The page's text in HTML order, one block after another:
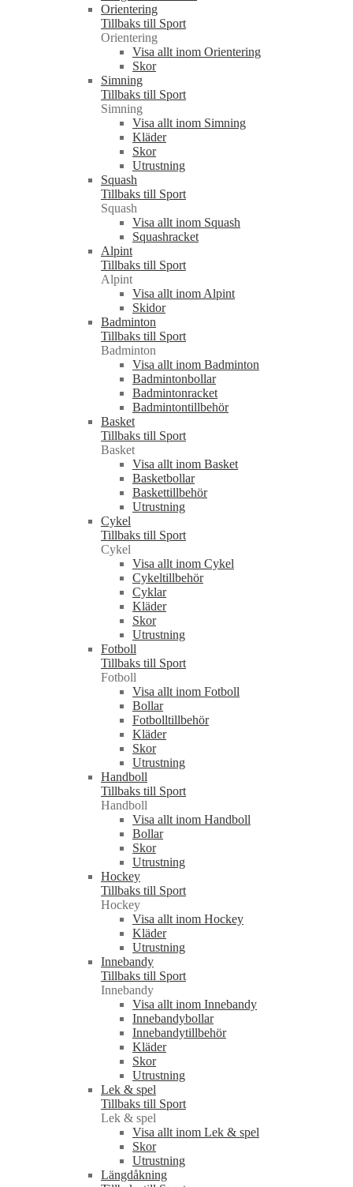
Orientering
Tillbaks till Sport
Orientering
Visa allt inom Orientering
Skor
Simning
Tillbaks till Sport
Simning
Visa allt inom Simning
Kläder
Skor
Utrustning
Squash
Tillbaks till Sport
Squash
Visa allt inom Squash
Squashracket
Alpint
Tillbaks till Sport
Alpint
Visa allt inom Alpint
Skidor
Badminton
Tillbaks till Sport
Badminton
Visa allt inom Badminton
Badmintonbollar
Badmintonracket
Badmintontillbehör
Basket
Tillbaks till Sport
Basket
Visa allt inom Basket
Basketbollar
Baskettillbehör
Utrustning
Cykel
Tillbaks till Sport
Cykel
Visa allt inom Cykel
Cykeltillbehör
Cyklar
Kläder
Skor
Utrustning
Fotboll
Tillbaks till Sport
Fotboll
Visa allt inom Fotboll
Bollar
Fotbolltillbehör
Kläder
Skor
Utrustning
Handboll
Tillbaks till Sport
Handboll
Visa allt inom Handboll
Bollar
Skor
Utrustning
Hockey
Tillbaks till Sport
Hockey
Visa allt inom Hockey
Kläder
Utrustning
Innebandy
Tillbaks till Sport
Innebandy
Visa allt inom Innebandy
Innebandybollar
Innebandytillbehör
Kläder
Skor
Utrustning
Lek & spel
Tillbaks till Sport
Lek & spel
Visa allt inom Lek & spel
Skor
Utrustning
Längdåkning